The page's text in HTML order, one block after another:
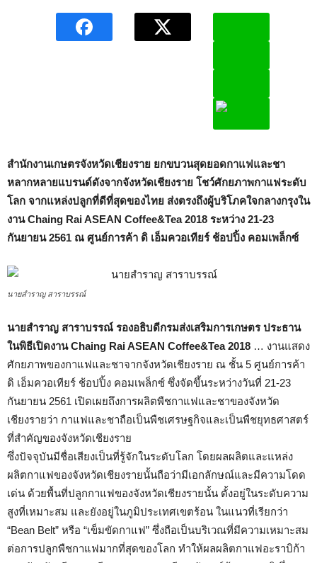
สำนักงานเกษตรจังหวัดเชียงราย ยกขบวนสุดยอดกาแฟและชา
หลากหลายแบรนด์ดังจากจังหวัดเชียงราย โชว์ศักยภาพกาแฟระดับ
โลก จากแหล่งปลูกที่ดีที่สุดของไทย ส่งตรงถึงผู้บริโภคใจกลางกรุงใน
งานChaing Rai ASEAN Coffee&Tea 2018 ระหว่าง 21-23
กันยายน 2561 ณ ศูนย์การค้า ดิ เอ็มควอเทียร์ ช้อปปิ้ง คอมเพล็กซ์
นายสำราญ สาราบรรณ์
นายสำราญ สาราบรรณ์ รองอธิบดีกรมส่งเสริมการเกษตร ประธาน
ในพิธีเปิดงาน Chaing Rai ASEAN Coffee&Tea 2018 … งานแสดง
ศักยภาพของกาแฟและชาจากจังหวัดเชียงราย ณ ชั้น 5 ศูนย์การค้า
ดิ เอ็มควอเทียร์ ช้อปปิ้ง คอมเพล็กซ์ ซึ่งจัดขึ้นระหว่างวันที่ 21-23
กันยายน 2561 เปิดเผยถึงการผลิตพืชกาแฟและชาของจังหวัด
เชียงรายว่า กาแฟและชาถือเป็นพืชเศรษฐกิจและเป็นพืชยุทธศาสตร์
ที่สำคัญของจังหวัดเชียงราย
ซึ่งปัจจุบันมีชื่อเสียงเป็นที่รู้จักในระดับโลก โดยผลผลิตและแหล่ง
ผลิตกาแฟของจังหวัดเชียงรายนั้นถือว่ามีเอกลักษณ์และมีความโดด
เด่น ด้วยพื้นที่ปลูกกาแฟของจังหวัดเชียงรายนั้น ตั้งอยู่ในระดับความ
สูงที่เหมาะสม และยังอยู่ในภูมิประเทศเขตร้อน ในแนวที่เรียกว่า
“Bean Belt” หรือ “เข็มขัดกาแฟ” ซึ่งถือเป็นบริเวณที่มีความเหมาะสม
ต่อการปลูกพืชกาแฟมากที่สุดของโลก ทำให้ผลผลิตกาแฟอะราบิก้า